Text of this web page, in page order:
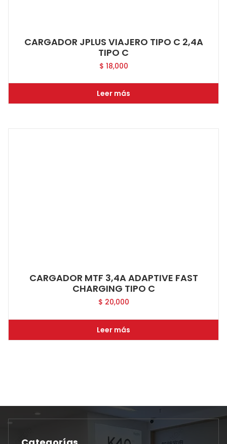
CARGADOR JPLUS VIAJERO TIPO C 2,4A
TIPO C
$ 18,000
Leer más
CARGADOR MTF 3,4A ADAPTIVE FAST
CHARGING TIPO C
$ 20,000
Leer más